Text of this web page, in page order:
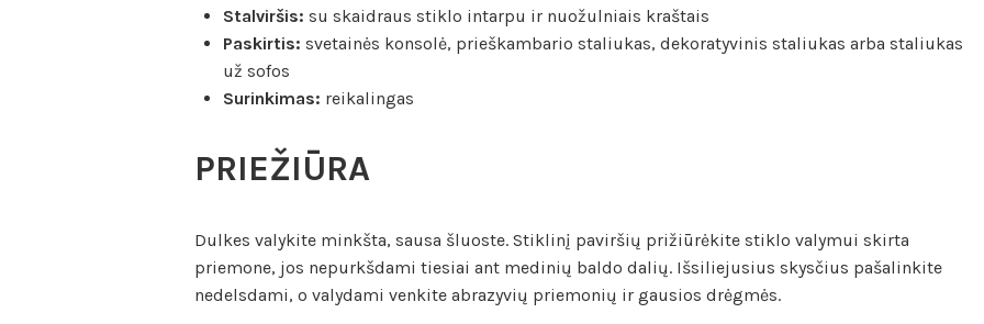
Stalviršis: su skaidraus stiklo intarpu ir nuožulniais kraštais
Paskirtis: svetainės konsolė, prieškambario staliukas, dekoratyvinis staliukas arba staliukas
už sofos
Surinkimas: reikalingas
PRIEŽIŪRA
Dulkes valykite minkšta, sausa šluoste. Stiklinį paviršių prižiūrėkite stiklo valymui skirta
priemone, jos nepurkšdami tiesiai ant medinių baldo dalių. Išsiliejusius skysčius pašalinkite
nedelsdami, o valydami venkite abrazyvių priemonių ir gausios drėgmės.